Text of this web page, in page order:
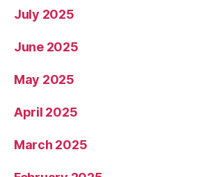
July 2025
June 2025
May 2025
April 2025
March 2025